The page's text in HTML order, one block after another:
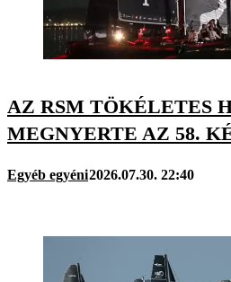
AZ RSM TÖKÉLETES
MEGNYERTE AZ 58.
Egyéb egyéni2026.07.30. 22:40